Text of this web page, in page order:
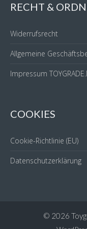
RECHT &
Widerrufsrecht
Allgemeine
Impressum
COOKIES
Cookie-Richtlinie (EU)
Datenschutzerklärung
© 2026